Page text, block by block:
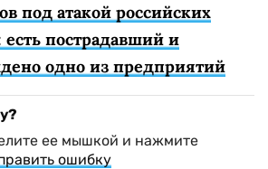
под атакой российских
есть пострадавший и
одно из предприятий
ее мышкой и нажмите
ошибку